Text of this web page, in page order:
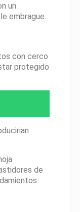
un
embrague.
con cerco
protegido
de